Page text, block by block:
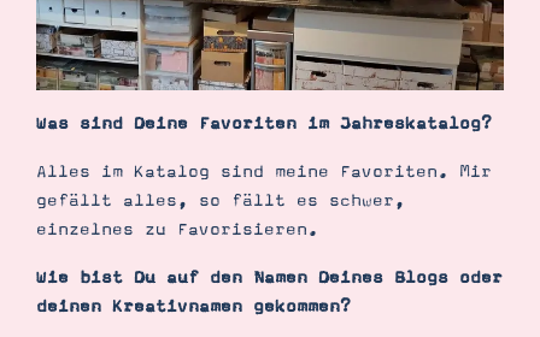
Was sind Deine Favoriten im Jahreskatalog?
Alles im Katalog sind meine Favoriten. Mir
gefällt alles, so fällt es schwer,
einzelnes zu Favorisieren.
Wie bist Du auf den Namen Deines Blogs oder
deinen Kreativnamen gekommen?